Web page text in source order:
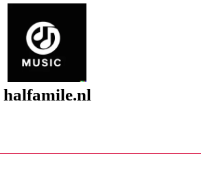
halfamile.nl